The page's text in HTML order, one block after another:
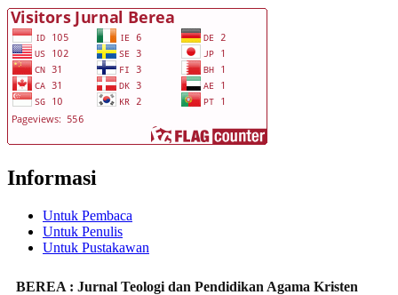
Informasi
Untuk Pembaca
Untuk Penulis
Untuk Pustakawan
BEREA : Jurnal Teologi dan Pendidikan Agama Kristen